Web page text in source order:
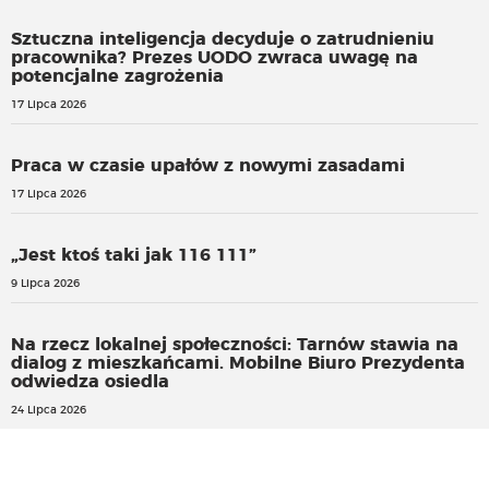
Sztuczna inteligencja decyduje o zatrudnieniu
pracownika? Prezes UODO zwraca uwagę na
potencjalne zagrożenia
17 Lipca 2026
Praca w czasie upałów z nowymi zasadami
17 Lipca 2026
„Jest ktoś taki jak 116 111”
9 Lipca 2026
Na rzecz lokalnej społeczności: Tarnów stawia na
dialog z mieszkańcami. Mobilne Biuro Prezydenta
odwiedza osiedla
24 Lipca 2026